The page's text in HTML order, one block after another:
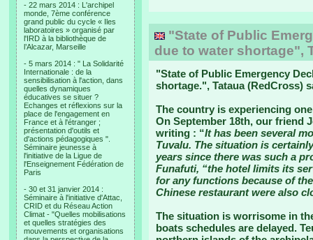
- 22 mars 2014 : L'archipel
monde, 7ème conférence
grand public du cycle « Iles
laboratoires » organisé par
l'IRD à la bibliothèque de
l’Alcazar, Marseille
- 5 mars 2014 : " La Solidarité
Internationale : de la
sensibilisation à l'action, dans
quelles dynamiques
éducatives se situer ?
Echanges et réflexions sur la
place de l'engagement en
France et à l'étranger ;
présentation d'outils et
d'actions pédagogiques ".
Séminaire jeunesse à
l'initiative de la Ligue de
l'Enseignement Fédération de
Paris
- 30 et 31 janvier 2014 :
Séminaire à l'initiative d'Attac,
CRID et du Réseau Action
Climat - "Quelles mobilisations
et quelles stratégies des
mouvements et organisations
"State of Public
due to water shortage",
"State of Public Emergency
shortage.", Tataua (RedCross)
The country is experiencing
On September 18th, our friend
writing : “It has been several
Tuvalu. The situation is
years since there was such a
Funafuti, “the hotel limits its
for any functions because of
Chinese restaurant were also
The situation is worrisome in
boats schedules are delayed.